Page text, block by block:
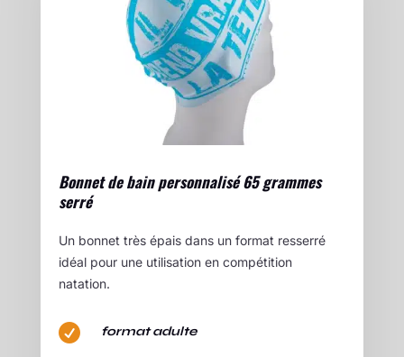
Bonnet de bain personnalisé 65 grammes
serré
Un bonnet très épais dans un format resserré
idéal pour une utilisation en compétition
natation.
 format adulte